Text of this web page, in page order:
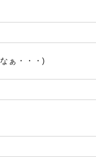
ぁ・・・)